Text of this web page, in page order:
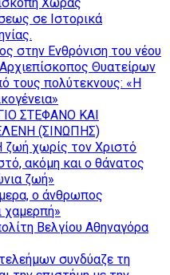
σε Ιστορικά
στην Ενθρόνιση του νέου
Θυατείρων
τους πολύτεκνους: «Η
ΣΤΕΦΑΝΟ ΚΑΙ
(ΣΙΝΩΠΗΣ)
ζωή χωρίς τον Χριστό
ακόμη και ο θάνατος
ζωή»
ο άνθρωπος
χαμερπή»
Βελγίου Αθηναγόρα
συνδύαζε τη